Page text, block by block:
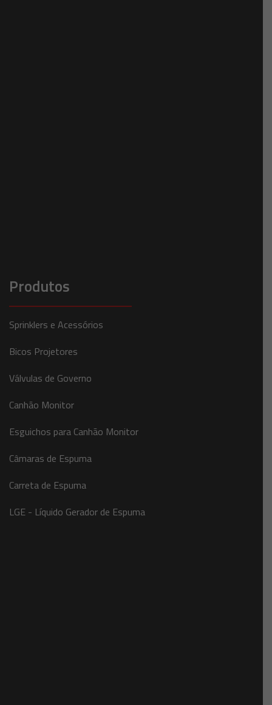
Produtos
Sprinklers e Acessórios
Bicos Projetores
Válvulas de Governo
Canhão Monitor
Esguichos para Canhão Monitor
Câmaras de Espuma
Carreta de Espuma
LGE - Líquido Gerador de Espuma